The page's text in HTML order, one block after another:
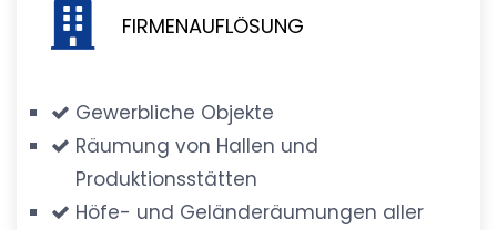
FIRMENAUFLÖSUNG
Gewerbliche Objekte
Räumung von Hallen und
Produktionsstätten
Höfe- und Geländeräumungen aller